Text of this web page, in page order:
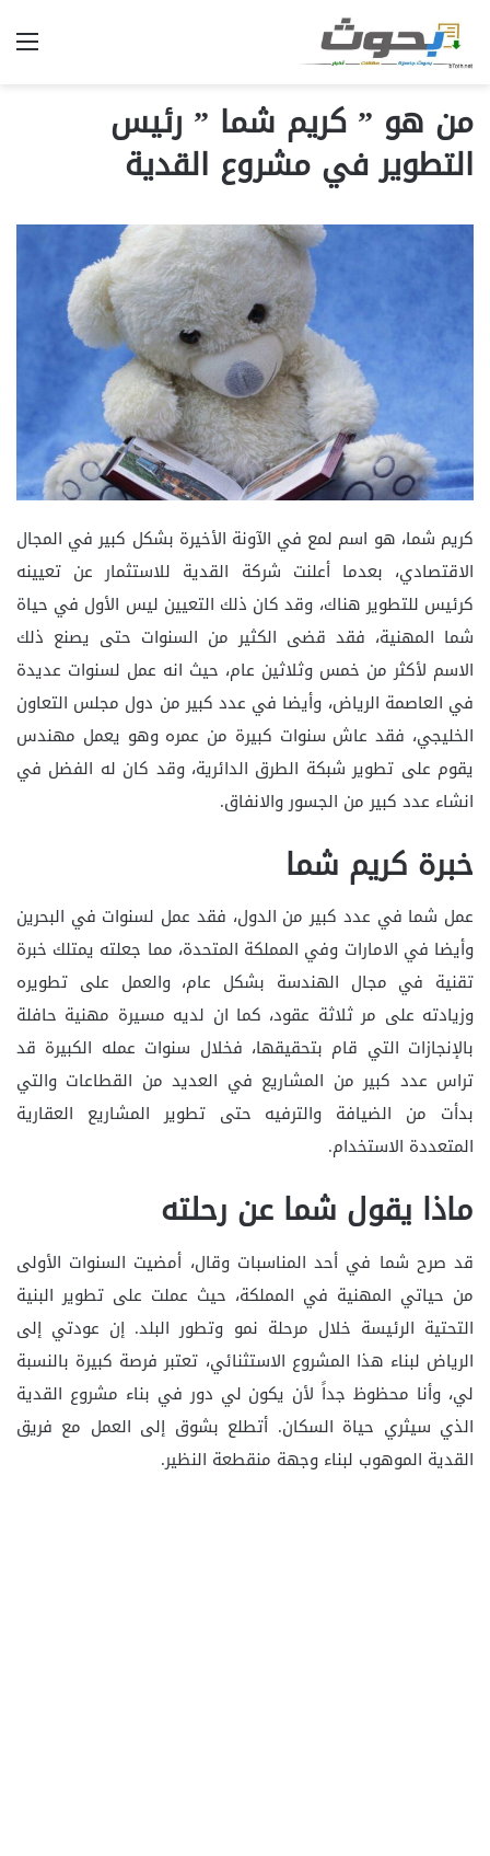
من هو ” كريم شما ” رئيس
التطوير في مشروع القدية
كريم شما، هو اسم لمع في الآونة الأخيرة بشكل كبير في المجال
الاقتصادي، بعدما أعلنت شركة القدية للاستثمار عن تعيينه
كرئيس للتطوير هناك، وقد كان ذلك التعيين ليس الأول في حياة
شما المهنية، فقد قضى الكثير من السنوات حتى يصنع ذلك
الاسم لأكثر من خمس وثلاثين عام، حيث انه عمل لسنوات عديدة
في العاصمة الرياض، وأيضا في عدد كبير من دول مجلس التعاون
الخليجي، فقد عاش سنوات كبيرة من عمره وهو يعمل مهندس
يقوم على تطوير شبكة الطرق الدائرية، وقد كان له الفضل في
انشاء عدد كبير من الجسور والانفاق.
خبرة كريم شما
عمل شما في عدد كبير من الدول، فقد عمل لسنوات في البحرين
وأيضا في الامارات وفي المملكة المتحدة، مما جعلته يمتلك خبرة
تقنية في مجال الهندسة بشكل عام، والعمل على تطويره
وزيادته على مر ثلاثة عقود، كما ان لديه مسيرة مهنية حافلة
بالإنجازات التي قام بتحقيقها، فخلال سنوات عمله الكبيرة قد
تراس عدد كبير من المشاريع في العديد من القطاعات والتي
بدأت من الضيافة والترفيه حتى تطوير المشاريع العقارية
المتعددة الاستخدام.
ماذا يقول شما عن رحلته
قد صرح شما في أحد المناسبات وقال، أمضيت السنوات الأولى
من حياتي المهنية في المملكة، حيث عملت على تطوير البنية
التحتية الرئيسة خلال مرحلة نمو وتطور البلد. إن عودتي إلى
الرياض لبناء هذا المشروع الاستثنائي، تعتبر فرصة كبيرة بالنسبة
لي، وأنا محظوظ جداً لأن يكون لي دور في بناء مشروع القدية
الذي سيثري حياة السكان. أتطلع بشوق إلى العمل مع فريق
القدية الموهوب لبناء وجهة منقطعة النظير.